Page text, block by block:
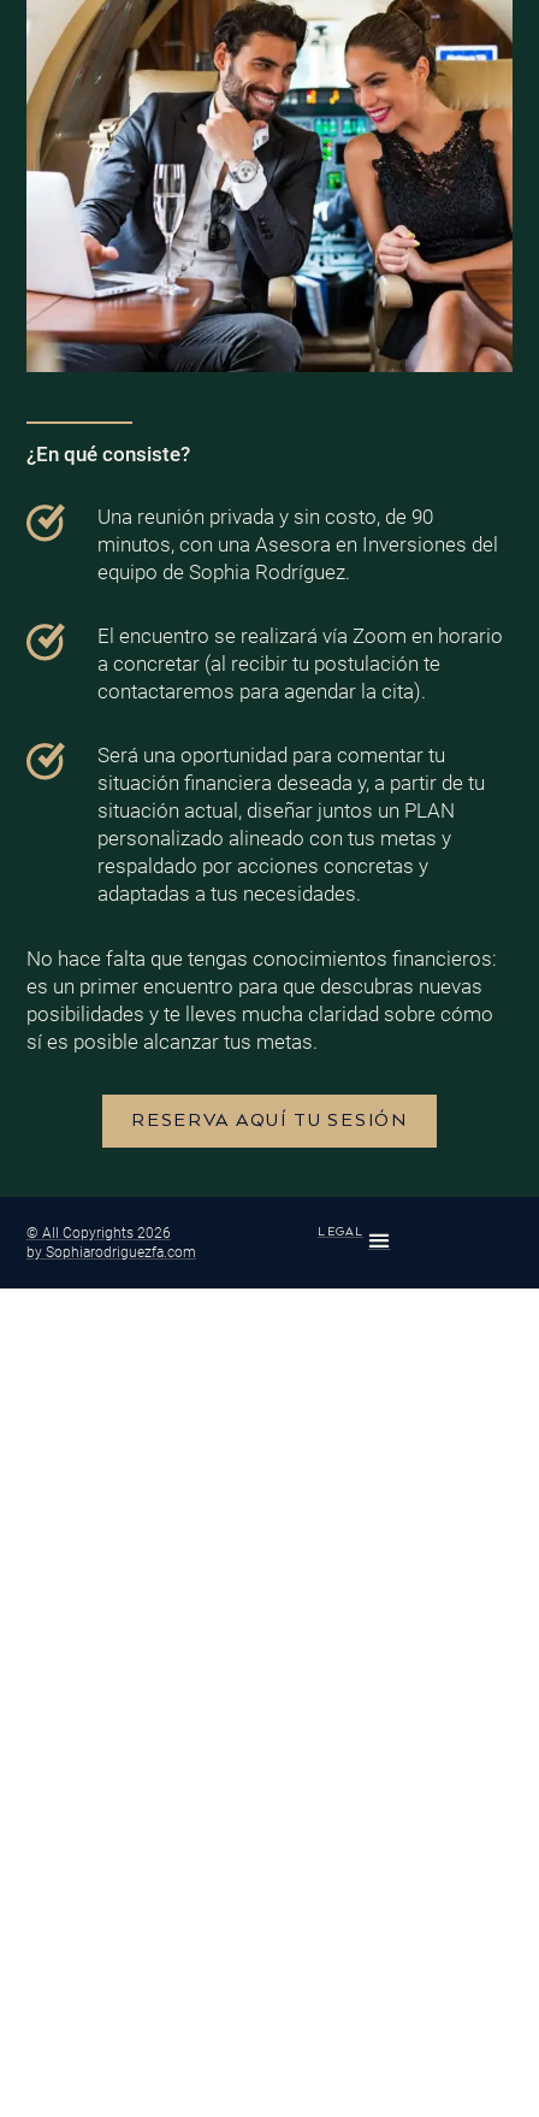
¿En qué consiste?
Una reunión privada y sin costo, de 90
minutos, con una Asesora en Inversiones del
equipo de Sophia Rodríguez.
El encuentro se realizará vía Zoom en horario
a concretar (al recibir tu postulación te
contactaremos para agendar la cita).
Será una oportunidad para comentar tu
situación financiera deseada y, a partir de tu
situación actual, diseñar juntos un PLAN
personalizado alineado con tus metas y
respaldado por acciones concretas y
adaptadas a tus necesidades.
No hace falta que tengas conocimientos financieros:
es un primer encuentro para que descubras nuevas
posibilidades y te lleves mucha claridad sobre cómo
sí es posible alcanzar tus metas.
RESERVA AQUÍ TU SESIÓN
© All Copyrights 2026
by Sophiarodriguezfa.com
LEGAL